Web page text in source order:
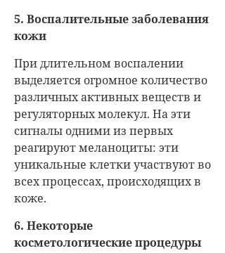
5. Воспалительные заболевания
кожи
При длительном воспалении
выделяется огромное количество
различных активных веществ и
регуляторных молекул. На эти
сигналы одними из первых
реагируют меланоциты: эти
уникальные клетки участвуют во
всех процессах, происходящих в
коже.
6. Некоторые
косметологические процедуры